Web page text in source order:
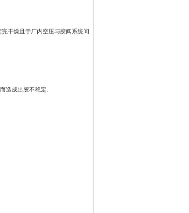
干燥且于厂内空压与胶阀系统间
造成出胶不稳定.